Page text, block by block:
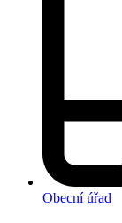
Obecní úřad